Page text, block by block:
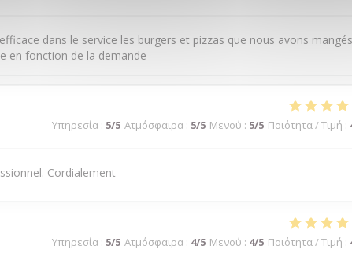
dans le service les burgers et pizzas que nous avons mangés
en fonction de la demande
Υπηρεσία : 5/5 Ατμόσφαιρα : 5/5 Μενού : 5/5 Ποιότητα / Τιμή :
Cordialement
Υπηρεσία : 5/5 Ατμόσφαιρα : 4/5 Μενού : 4/5 Ποιότητα / Τιμή :